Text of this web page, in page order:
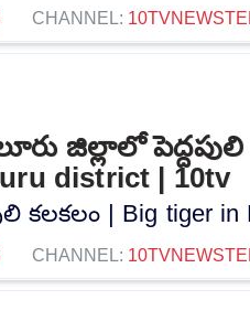
CHANNEL:
జిల్లాలో
district | 10tv
కలకలం | Big tiger in
CHANNEL: